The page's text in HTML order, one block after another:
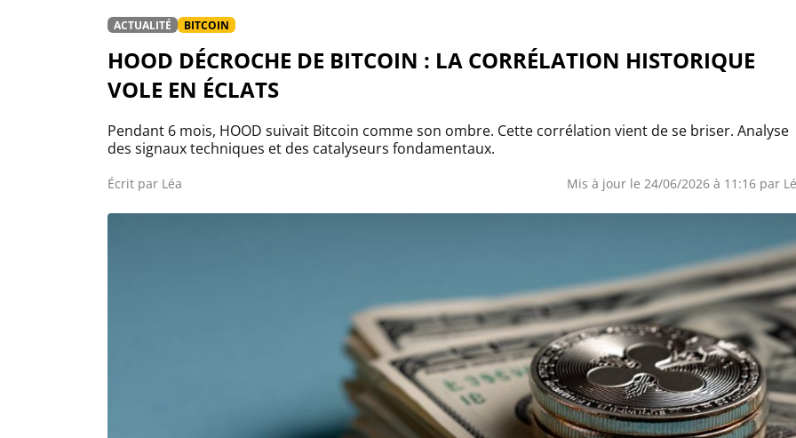
ACTUALITÉ BITCOIN
HOOD DÉCROCHE DE BITCOIN : LA CORRÉLATION HISTORIQUE
VOLE EN ÉCLATS
Pendant 6 mois, HOOD suivait Bitcoin comme son ombre. Cette corrélation vient de se briser. Analyse
des signaux techniques et des catalyseurs fondamentaux.
Écrit par Léa Mis à jour le 24/06/2026 à 11:16 par